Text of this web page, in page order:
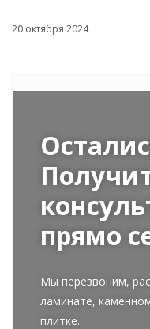
20 октября 2024
прямо
Мы перезвоним,
ламинате,
плитке.